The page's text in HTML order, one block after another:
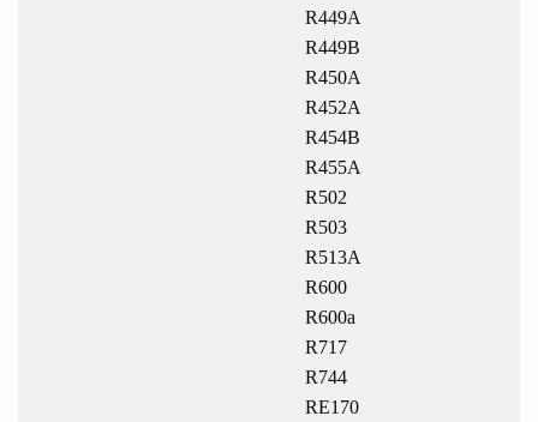
R449A
R449B
R450A
R452A
R454B
R455A
R502
R503
R513A
R600
R600a
R717
R744
RE170